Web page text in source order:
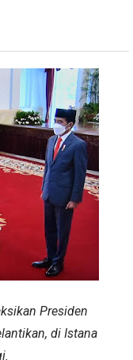
Presiden
di Istana